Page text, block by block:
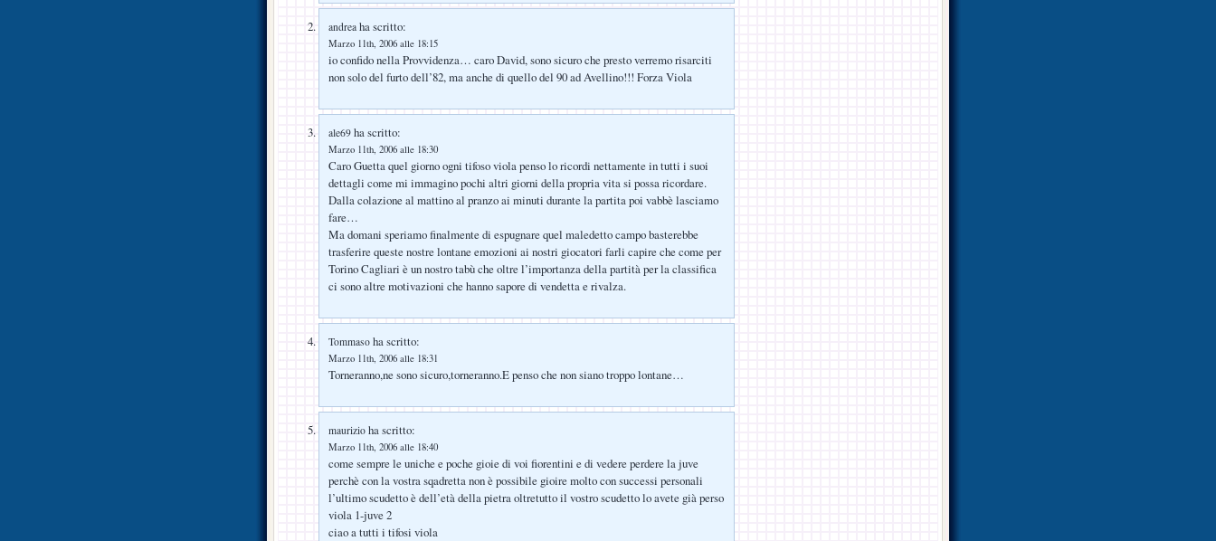
andrea ha scritto:
Marzo 11th, 2006 alle 18:15
io confido nella Provvidenza… caro David, sono sicuro che presto verremo risarciti
non solo del furto dell’82, ma anche di quello del 90 ad Avellino!!! Forza Viola
ale69 ha scritto:
Marzo 11th, 2006 alle 18:30
Caro Guetta quel giorno ogni tifoso viola penso lo ricordi nettamente in tutti i suoi
dettagli come mi immagino pochi altri giorni della propria vita si possa ricordare.
Dalla colazione al mattino al pranzo ai minuti durante la partita poi vabbè lasciamo
fare…
Ma domani speriamo finalmente di espugnare quel maledetto campo basterebbe
trasferire queste nostre lontane emozioni ai nostri giocatori farli capire che come per
Torino Cagliari è un nostro tabù che oltre l’importanza della partità per la classifica
ci sono altre motivazioni che hanno sapore di vendetta e rivalza.
Tommaso ha scritto:
Marzo 11th, 2006 alle 18:31
Torneranno,ne sono sicuro,torneranno.E penso che non siano troppo lontane…
maurizio ha scritto:
Marzo 11th, 2006 alle 18:40
come sempre le uniche e poche gioie di voi fiorentini e di vedere perdere la juve
perchè con la vostra sqadretta non è possibile gioire molto con successi personali
l’ultimo scudetto è dell’età della pietra oltretutto il vostro scudetto lo avete già perso
viola 1-juve 2
ciao a tutti i tifosi viola